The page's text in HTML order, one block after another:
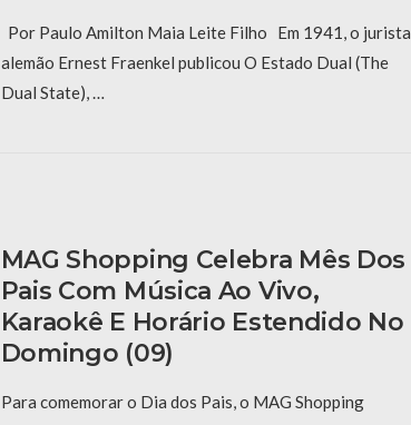
Por Paulo Amilton Maia Leite Filho Em 1941, o jurista
alemão Ernest Fraenkel publicou O Estado Dual (The
Dual State), …
MAG Shopping Celebra Mês Dos
Pais Com Música Ao Vivo,
Karaokê E Horário Estendido No
Domingo (09)
Para comemorar o Dia dos Pais, o MAG Shopping